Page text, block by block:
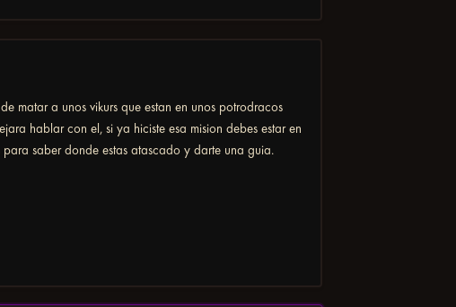
matar a unos vikurs que estan en unos potrodracos
hablar con el, si ya hiciste esa mision debes estar en
saber donde estas atascado y darte una guia.